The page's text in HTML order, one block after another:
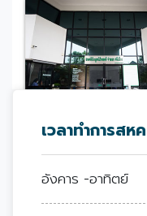
เวลาทำการสห
อังคาร -อาทิตย์